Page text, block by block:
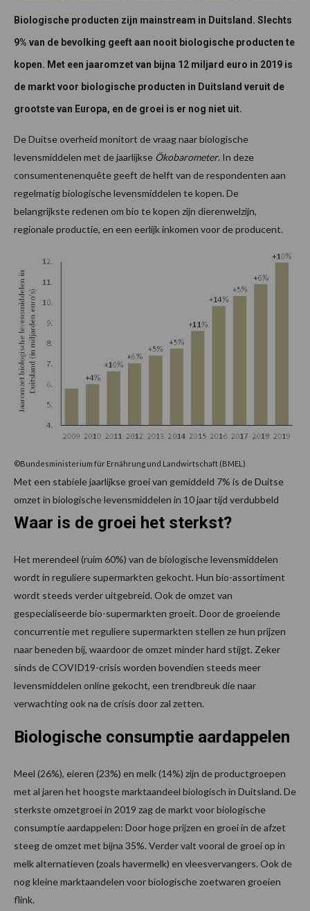
Biologische producten zijn mainstream in Duitsland. Slechts
9% van de bevolking geeft aan nooit biologische producten te
kopen. Met een jaaromzet van bijna 12 miljard euro in 2019 is
de markt voor biologische producten in Duitsland veruit de
grootste van Europa, en de groei is er nog niet uit.
De Duitse overheid monitort de vraag naar biologische
levensmiddelen met de jaarlijkse Ökobarometer. In deze
consumentenenquête geeft de helft van de respondenten aan
regelmatig biologische levensmiddelen te kopen. De
belangrijkste redenen om bio te kopen zijn dierenwelzijn,
regionale productie, en een eerlijk inkomen voor de producent.
©Bundesministerium für Ernährung und Landwirtschaft (BMEL)
Met een stabiele jaarlijkse groei van gemiddeld 7% is de Duitse
omzet in biologische levensmiddelen in 10 jaar tijd verdubbeld
Waar is de groei het sterkst?
Het merendeel (ruim 60%) van de biologische levensmiddelen
wordt in reguliere supermarkten gekocht. Hun bio-assortiment
wordt steeds verder uitgebreid. Ook de omzet van
gespecialiseerde bio-supermarkten groeit. Door de groeiende
concurrentie met reguliere supermarkten stellen ze hun prijzen
naar beneden bij, waardoor de omzet minder hard stijgt. Zeker
sinds de COVID19-crisis worden bovendien steeds meer
levensmiddelen online gekocht, een trendbreuk die naar
verwachting ook na de crisis door zal zetten.
Biologische consumptie aardappelen
Meel (26%), eieren (23%) en melk (14%) zijn de productgroepen
met al jaren het hoogste marktaandeel biologisch in Duitsland. De
sterkste omzetgroei in 2019 zag de markt voor biologische
consumptie aardappelen: Door hoge prijzen en groei in de afzet
steeg de omzet met bijna 35%. Verder valt vooral de groei op in
melk alternatieven (zoals havermelk) en vleesvervangers. Ook de
nog kleine marktaandelen voor biologische zoetwaren groeien
flink.